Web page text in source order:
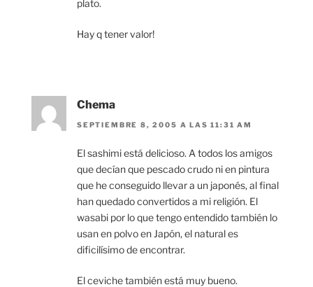
plato.
Hay q tener valor!
Chema
SEPTIEMBRE 8, 2005 A LAS 11:31 AM
El sashimi está delicioso. A todos los amigos
que decían que pescado crudo ni en pintura
que he conseguido llevar a un japonés, al final
han quedado convertidos a mi religión. El
wasabi por lo que tengo entendido también lo
usan en polvo en Japón, el natural es
dificilísimo de encontrar.
El ceviche también está muy bueno.